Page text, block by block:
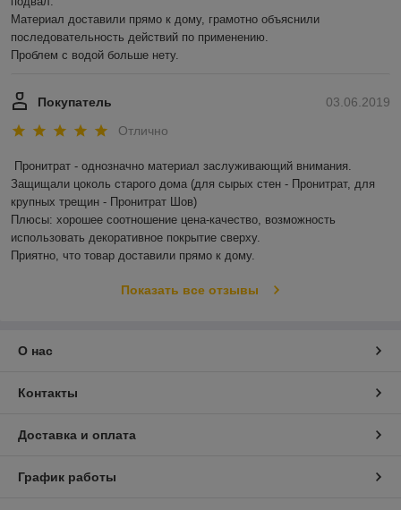
Материал доставили прямо к дому, грамотно объяснили
последовательность действий по применению.
Проблем с водой больше нету.
03.06.2019
Покупатель
Отлично
Пронитрат - однозначно материал заслуживающий внимания.
Защищали цоколь старого дома (для сырых стен - Пронитрат, для
крупных трещин - Пронитрат Шов)
Плюсы: хорошее соотношение цена-качество, возможность
использовать декоративное покрытие сверху.
Приятно, что товар доставили прямо к дому.
Показать все отзывы
О нас
Контакты
Доставка и оплата
График работы